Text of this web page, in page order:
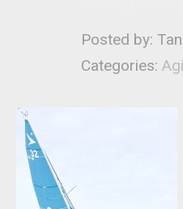
Posted by:
Categories: